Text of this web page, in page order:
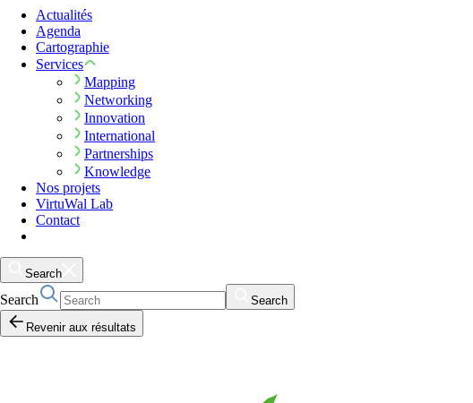
Actualités
Agenda
Cartographie
Services
Mapping
Networking
Innovation
International
Partnerships
Knowledge
Nos projets
VirtuWal Lab
Contact
Search
Search
Search
Revenir aux résultats